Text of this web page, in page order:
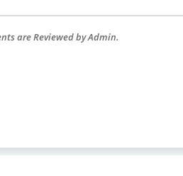
are Reviewed by Admin.